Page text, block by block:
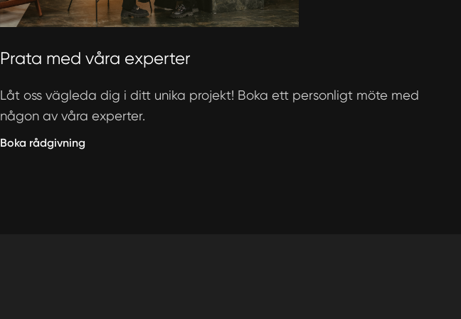
Prata med våra experter
Låt oss vägleda dig i ditt unika projekt! Boka ett personligt möte med
någon av våra experter.
Boka rådgivning